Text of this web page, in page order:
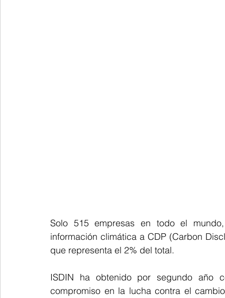
Solo 515 empresas en todo el
información climática a CDP (Carbon
que representa el 2% del total.
ISDIN ha obtenido por segundo año
compromiso en la lucha contra el